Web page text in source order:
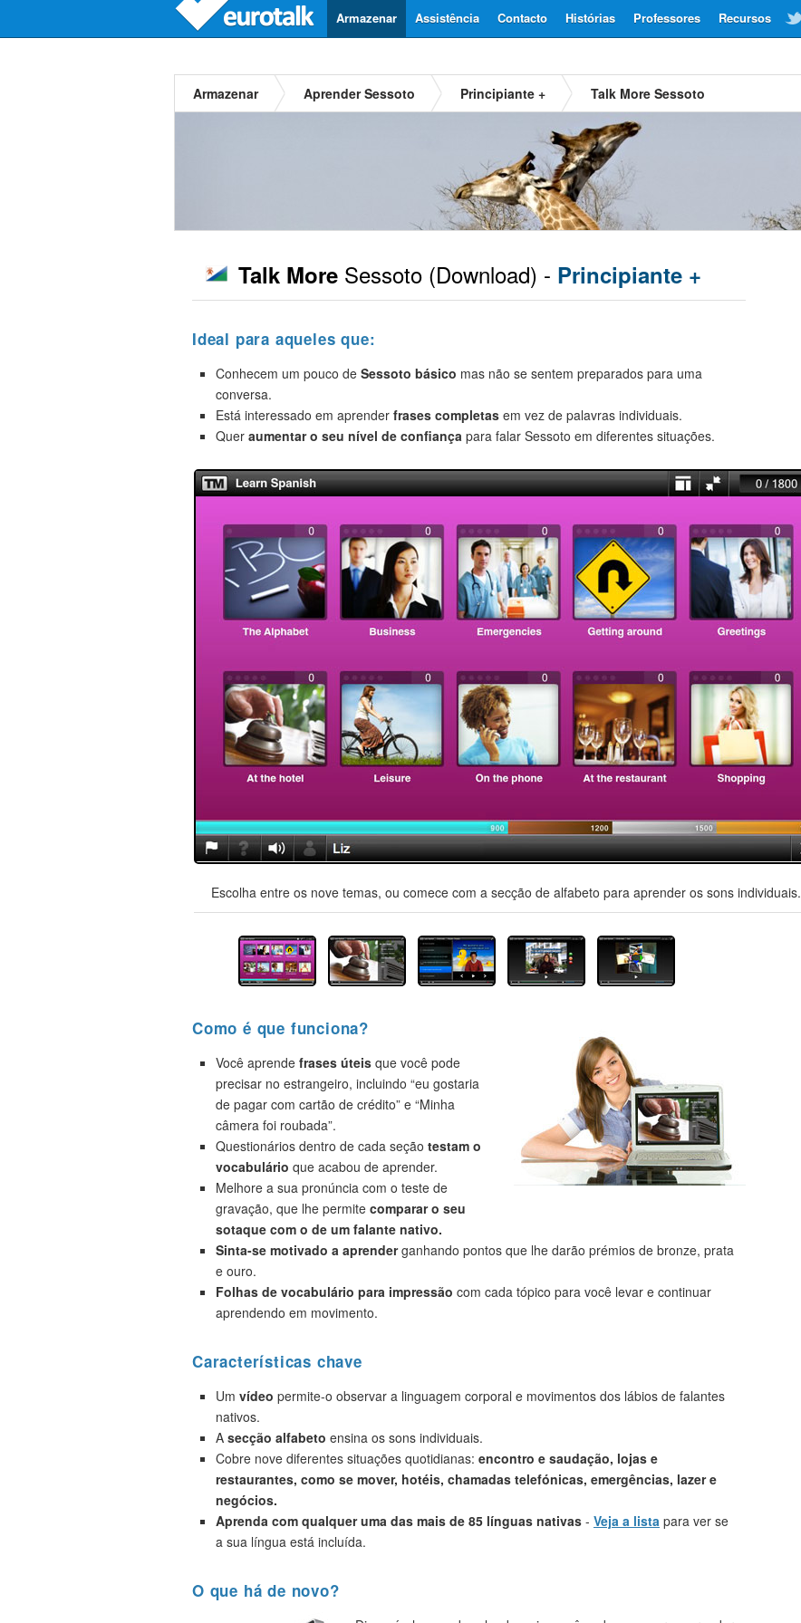
Recursos
Professores
Histórias
Contacto
Assistência
Armazenar
Armazenar Aprender Sessoto Principiante + Talk More Sessoto
Talk More Sessoto (Download) - Principiante +
Ideal para aqueles que:
Conhecem um pouco de Sessoto básico mas não se sentem preparados para uma
conversa.
Está interessado em aprender frases completas em vez de palavras individuais.
Quer aumentar o seu nível de confiança para falar Sessoto em diferentes situações.
Escolha entre os nove temas, ou comece com a secção de alfabeto para aprender os sons individuais.
Como é que funciona?
Você aprende frases úteis que você pode
precisar no estrangeiro, incluindo “eu gostaria
de pagar com cartão de crédito” e “Minha
câmera foi roubada”.
Questionários dentro de cada seção testam o
vocabulário que acabou de aprender.
Melhore a sua pronúncia com o teste de
gravação, que lhe permite comparar o seu
sotaque com o de um falante nativo.
Sinta-se motivado a aprenderganhando pontos que lhe darão prémios de bronze, prata
e ouro.
Folhas de vocabulário para impressão com cada tópico para você levar e continuar
aprendendo em movimento.
Características chave
Um vídeo permite-o observar a linguagem corporal e movimentos dos lábios de falantes
nativos.
A secção alfabeto ensina os sons individuais.
Cobre nove diferentes situações quotidianas: encontro e saudação, lojas e
restaurantes, como se mover, hotéis, chamadas telefónicas, emergências, lazer e
negócios.
Aprenda com qualquer uma das mais de 85 línguas nativas - Veja a lista para ver se
a sua língua está incluída.
O que há de novo?